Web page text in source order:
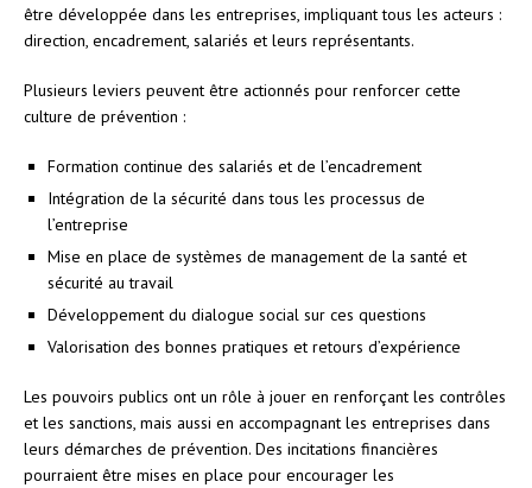
être développée dans les entreprises, impliquant tous les acteurs :
direction, encadrement, salariés et leurs représentants.
Plusieurs leviers peuvent être actionnés pour renforcer cette
culture de prévention :
Formation continue des salariés et de l’encadrement
Intégration de la sécurité dans tous les processus de
l’entreprise
Mise en place de systèmes de management de la santé et
sécurité au travail
Développement du dialogue social sur ces questions
Valorisation des bonnes pratiques et retours d’expérience
Les pouvoirs publics ont un rôle à jouer en renforçant les contrôles
et les sanctions, mais aussi en accompagnant les entreprises dans
leurs démarches de prévention. Des incitations financières
pourraient être mises en place pour encourager les